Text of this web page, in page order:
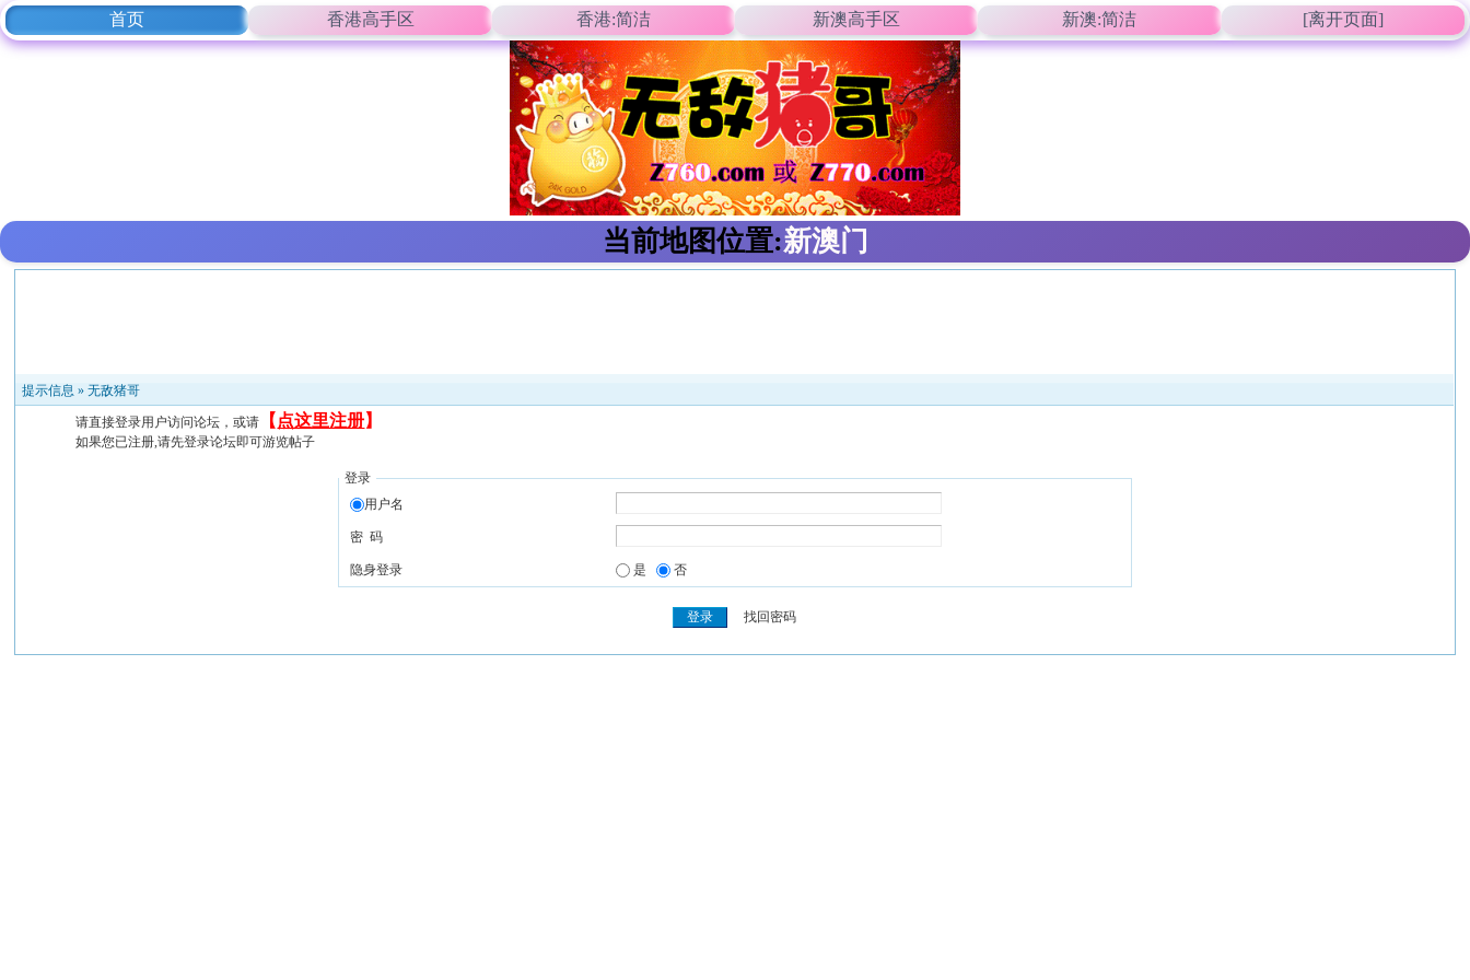
首页 香港高手区 香港:简洁 新澳高手区 新澳:简洁 [离开页面]
当前地图位置:新澳门
提示信息 »无敌猪哥
请直接登录用户访问论坛，或请 【 点这里注册】
如果您已注册,请先登录论坛即可游览帖子
登录
用户名
密 码
隐身登录 是 否
找回密码